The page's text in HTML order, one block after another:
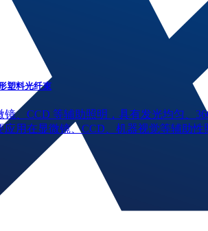
塑料光纤束
、CCD 等辅助照明，具有发光均匀、
用在显微镜、CCD、机器视觉等辅助性